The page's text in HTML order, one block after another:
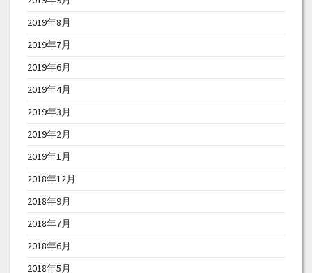
2019年8月
2019年7月
2019年6月
2019年4月
2019年3月
2019年2月
2019年1月
2018年12月
2018年9月
2018年7月
2018年6月
2018年5月